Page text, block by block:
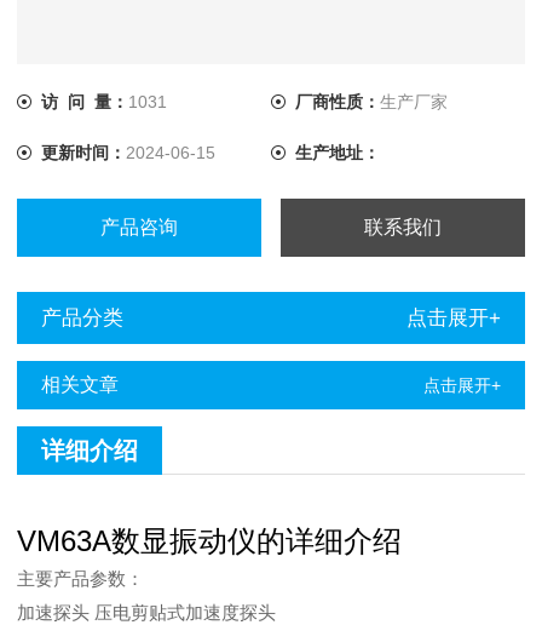
访 问 量： 1031 厂商性质： 生产厂家
更新时间： 2024-06-15 生产地址：
产品咨询 联系我们
产品分类 点击展开+
相关文章 点击展开+
详细介绍
VM63A数显振动仪的详细介绍
主要产品参数：
加速探头 压电剪贴式加速度探头